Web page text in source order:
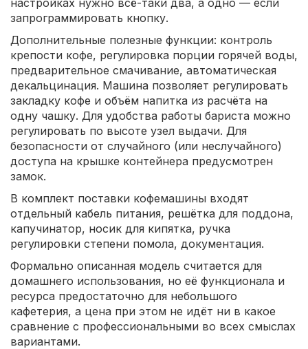
запрограммировать кнопку.
Дополнительные полезные функции: контроль
крепости кофе, регулировка порции горячей воды,
предварительное смачивание, автоматическая
декальцинация. Машина позволяет регулировать
закладку кофе и объём напитка из расчёта на
одну чашку. Для удобства работы бариста можно
регулировать по высоте узел выдачи. Для
безопасности от случайного (или неслучайного)
доступа на крышке контейнера предусмотрен
замок.
В комплект поставки кофемашины входят
отдельный кабель питания, решётка для поддона,
капучинатор, носик для кипятка, ручка
регулировки степени помола, документация.
Формально описанная модель считается для
домашнего использования, но её функционала и
ресурса предостаточно для небольшого
кафетерия, а цена при этом не идёт ни в какое
сравнение с профессиональными во всех смыслах
вариантами.